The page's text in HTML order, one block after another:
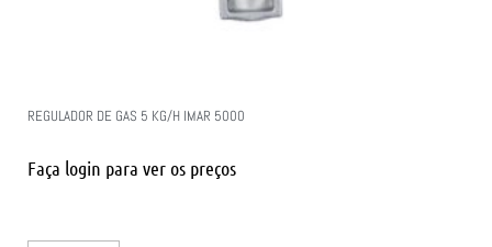
REGULADOR DE GAS 5 KG/H IMAR 5000
Faça login para ver os preços